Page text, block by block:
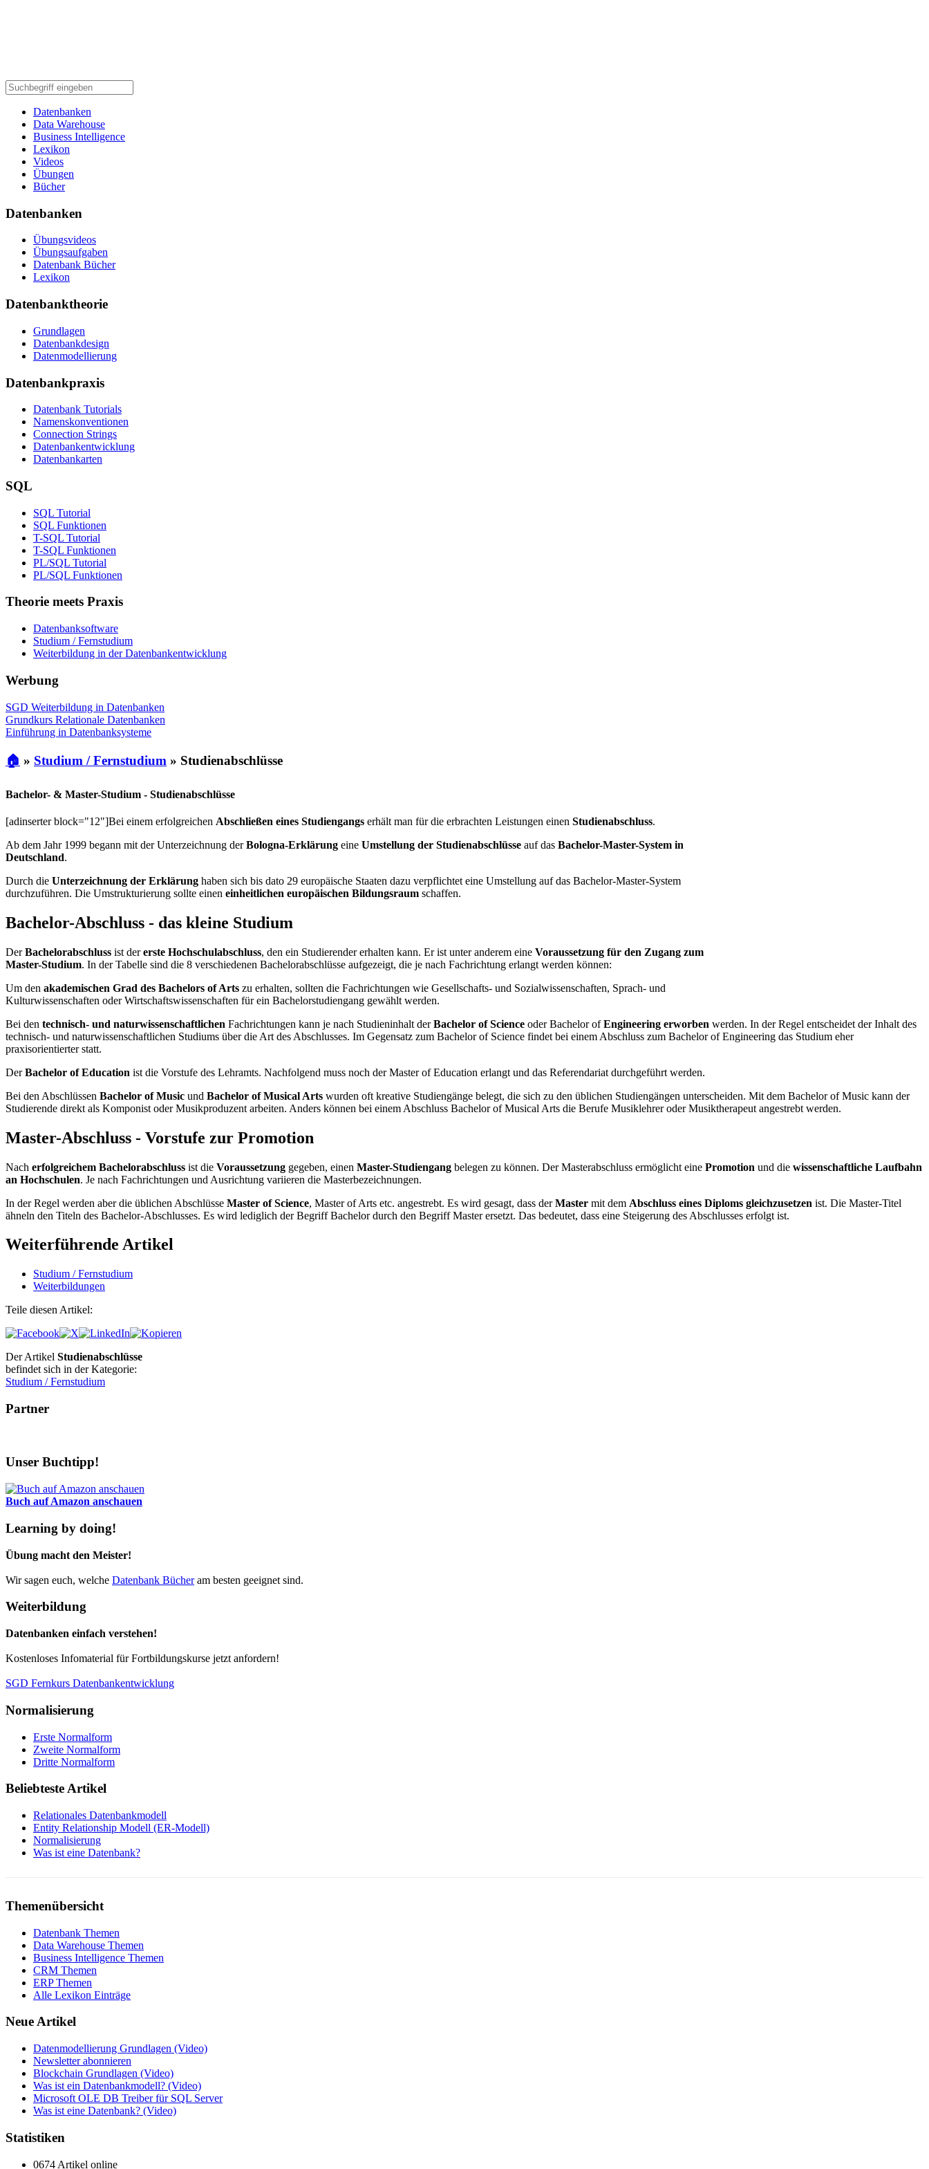
Datenbanken
Data Warehouse
Business Intelligence
Lexikon
Videos
Übungen
Bücher
Datenbanken
Übungsvideos
Übungsaufgaben
Datenbank Bücher
Lexikon
Datenbanktheorie
Grundlagen
Datenbankdesign
Datenmodellierung
Datenbankpraxis
Datenbank Tutorials
Namenskonventionen
Connection Strings
Datenbankentwicklung
Datenbankarten
SQL
SQL Tutorial
SQL Funktionen
T-SQL Tutorial
T-SQL Funktionen
PL/SQL Tutorial
PL/SQL Funktionen
Theorie meets Praxis
Datenbanksoftware
Studium / Fernstudium
Weiterbildung in der Datenbankentwicklung
Werbung
SGD Weiterbildung in Datenbanken
Grundkurs Relationale Datenbanken
Einführung in Datenbanksysteme
🏠 » Studium / Fernstudium » Studienabschlüsse
Bachelor- & Master-Studium - Studienabschlüsse
[adinserter block="12"]Bei einem erfolgreichen Abschließen eines Studiengangs erhält man für die erbrachten Leistungen einen Studienabschluss.
Ab dem Jahr 1999 begann mit der Unterzeichnung derBologna-Erklärung eine Umstellung der Studienabschlüsse auf das Bachelor-Master-System in
Deutschland.
Durch die Unterzeichnung der Erklärung haben sich bis dato 29 europäische Staaten dazu verpflichtet eine Umstellung auf das Bachelor-Master-System
durchzuführen. Die Umstrukturierung sollte einen einheitlichen europäischen Bildungsraum schaffen.
Bachelor-Abschluss - das kleine Studium
DerBachelorabschluss ist dererste Hochschulabschluss, den ein Studierender erhalten kann. Er ist unter anderem eine Voraussetzung für den Zugang zum
Master-Studium. In der Tabelle sind die 8 verschiedenen Bachelorabschlüsse aufgezeigt, die je nach Fachrichtung erlangt werden können:
Um den akademischen Grad des Bachelors of Arts zu erhalten, sollten die Fachrichtungen wie Gesellschafts- und Sozialwissenschaften, Sprach- und
Kulturwissenschaften oder Wirtschaftswissenschaften für ein Bachelorstudiengang gewählt werden.
Bei den technisch- und naturwissenschaftlichen Fachrichtungen kann je nach Studieninhalt derBachelor of Science oder Bachelor ofEngineering erworben werden. In der Regel entscheidet der Inhalt des
technisch- und naturwissenschaftlichen Studiums über die Art des Abschlusses. Im Gegensatz zum Bachelor of Science findet bei einem Abschluss zum Bachelor of Engineering das Studium eher
praxisorientierter statt.
DerBachelor of Education ist die Vorstufe des Lehramts. Nachfolgend muss noch der Master of Education erlangt und das Referendariat durchgeführt werden.
Bei den Abschlüssen Bachelor of Music und Bachelor of Musical Arts wurden oft kreative Studiengänge belegt, die sich zu den üblichen Studiengängen unterscheiden. Mit dem Bachelor of Music kann der
Studierende direkt als Komponist oder Musikproduzent arbeiten. Anders können bei einem Abschluss Bachelor of Musical Arts die Berufe Musiklehrer oder Musiktherapeut angestrebt werden.
Master-Abschluss - Vorstufe zur Promotion
Nach erfolgreichem Bachelorabschluss ist die Voraussetzung gegeben, einen Master-Studiengang belegen zu können. Der Masterabschluss ermöglicht eine Promotion und die wissenschaftliche Laufbahn
an Hochschulen. Je nach Fachrichtungen und Ausrichtung variieren die Masterbezeichnungen.
In der Regel werden aber die üblichen Abschlüsse Master of Science, Master of Arts etc. angestrebt. Es wird gesagt, dass derMaster mit dem Abschluss eines Diploms gleichzusetzen ist. Die Master-Titel
ähneln den Titeln des Bachelor-Abschlusses. Es wird lediglich der Begriff Bachelor durch den Begriff Master ersetzt. Das bedeutet, dass eine Steigerung des Abschlusses erfolgt ist.
Weiterführende Artikel
Studium / Fernstudium
Weiterbildungen
Teile diesen Artikel:
Der Artikel Studienabschlüsse
befindet sich in der Kategorie:
Studium / Fernstudium
Partner
Unser Buchtipp!
Buch auf Amazon anschauen
Learning by doing!
Übung macht den Meister!
Wir sagen euch, welche Datenbank Bücheram besten geeignet sind.
Weiterbildung
Datenbanken einfach verstehen!
Kostenloses Infomaterial für Fortbildungskurse jetzt anfordern!
SGD Fernkurs Datenbankentwicklung
Normalisierung
Erste Normalform
Zweite Normalform
Dritte Normalform
Beliebteste Artikel
Relationales Datenbankmodell
Entity Relationship Modell (ER-Modell)
Normalisierung
Was ist eine Datenbank?
Themenübersicht
Datenbank Themen
Data Warehouse Themen
Business Intelligence Themen
CRM Themen
ERP Themen
Alle Lexikon Einträge
Neue Artikel
Datenmodellierung Grundlagen (Video)
Newsletter abonnieren
Blockchain Grundlagen (Video)
Was ist ein Datenbankmodell? (Video)
Microsoft OLE DB Treiber für SQL Server
Was ist eine Datenbank? (Video)
Statistiken
0674 Artikel online